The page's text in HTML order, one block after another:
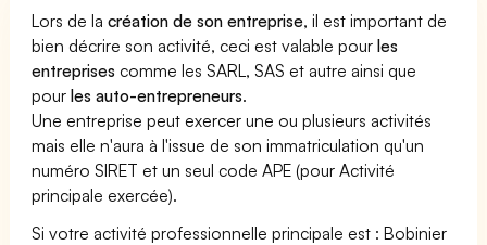
Lors de lacréation de son entreprise, il est important de
bien décrire son activité, ceci est valable pourles
entreprises comme les SARL, SAS et autre ainsi que
pourles auto-entrepreneurs.
Une entreprise peut exercer une ou plusieurs activités
mais elle n'aura à l'issue de son immatriculation qu'un
numéro SIRET et un seul code APE (pour Activité
principale exercée).
Si votre activité professionnelle principale est : Bobinier